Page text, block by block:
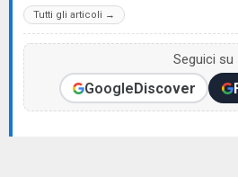
Tutti gli articoli →
Seguici su
GoogleDiscover